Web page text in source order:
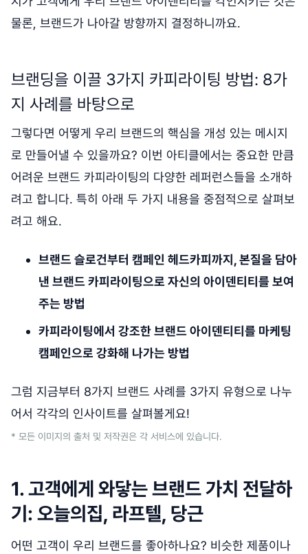
물론, 브랜드가 나아갈 방향까지 결정하니까요.
브랜딩을 이끌 3가지 카피라이팅 방법: 8가
지 사례를 바탕으로
그렇다면 어떻게 우리 브랜드의 핵심을 개성 있는 메시지
로 만들어낼 수 있을까요? 이번 아티클에서는 중요한 만큼
어려운 브랜드 카피라이팅의 다양한 레퍼런스들을 소개하
려고 합니다. 특히 아래 두 가지 내용을 중점적으로 살펴보
려고 해요.
브랜드 슬로건부터 캠페인 헤드카피까지, 본질을 담아
낸 브랜드 카피라이팅으로 자신의 아이덴티티를 보여
주는 방법
카피라이팅에서 강조한 브랜드 아이덴티티를 마케팅
캠페인으로 강화해 나가는 방법
그럼 지금부터 8가지 브랜드 사례를 3가지 유형으로 나누
어서 각각의 인사이트를 살펴볼게요!
* 모든 이미지의 출처 및 저작권은 각 서비스에 있습니다.
1. 고객에게 와닿는 브랜드 가치 전달하
기: 오늘의집, 라프텔, 당근
어떤 고객이 우리 브랜드를 좋아하나요? 비슷한 제품이나